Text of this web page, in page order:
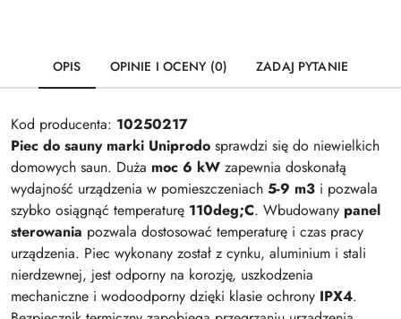
OPIS OPINIE I OCENY (0) ZADAJ PYTANIE
Kod producenta: 10250217
Piec do sauny marki Uniprodo sprawdzi się do niewielkich
domowych saun. Duża moc 6 kW zapewnia doskonałą
wydajność urządzenia w pomieszczeniach 5-9 m3 i pozwala
szybko osiągnąć temperaturę 110deg;C. Wbudowany panel
sterowania pozwala dostosować temperaturę i czas pracy
urządzenia. Piec wykonany został z cynku, aluminium i stali
nierdzewnej, jest odporny na korozję, uszkodzenia
mechaniczne i wodoodporny dzięki klasie ochrony IPX4.